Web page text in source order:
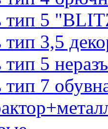
тип 5
3,5
5
7